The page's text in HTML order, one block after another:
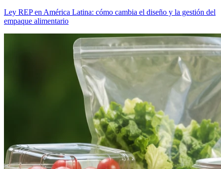
Ley REP en América Latina: cómo cambia el diseño y la gestión del
empaque alimentario